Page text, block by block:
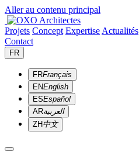
Aller au contenu principal
Projets Concept Expertise Actualités
Contact
FR
FRFrançais
ENEnglish
ESEspañol
ARالعربية
ZH中文